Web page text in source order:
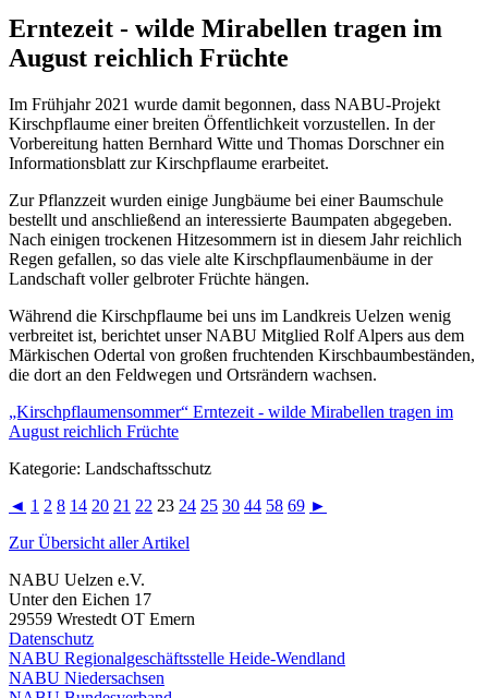
Erntezeit - wilde Mirabellen tragen im
August reichlich Früchte
Im Frühjahr 2021 wurde damit begonnen, dass NABU-Projekt
Kirschpflaume einer breiten Öffentlichkeit vorzustellen. In der
Vorbereitung hatten Bernhard Witte und Thomas Dorschner ein
Informationsblatt zur Kirschpflaume erarbeitet.
Zur Pflanzzeit wurden einige Jungbäume bei einer Baumschule
bestellt und anschließend an interessierte Baumpaten abgegeben.
Nach einigen trockenen Hitzesommern ist in diesem Jahr reichlich
Regen gefallen, so das viele alte Kirschpflaumenbäume in der
Landschaft voller gelbroter Früchte hängen.
Während die Kirschpflaume bei uns im Landkreis Uelzen wenig
verbreitet ist, berichtet unser NABU Mitglied Rolf Alpers aus dem
Märkischen Odertal von großen fruchtenden Kirschbaumbeständen,
die dort an den Feldwegen und Ortsrändern wachsen.
„Kirschpflaumensommer“ Erntezeit - wilde Mirabellen tragen im
August reichlich Früchte
Kategorie: Landschaftsschutz
◄ 1 2 8 14 20 21 22 23 24 25 30 44 58 69 ►
Zur Übersicht aller Artikel
NABU Uelzen e.V.
Unter den Eichen 17
29559 Wrestedt OT Emern
Datenschutz
NABU Regionalgeschäftsstelle Heide-Wendland
NABU Niedersachsen